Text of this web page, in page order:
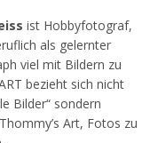
ist Hobbyfotograf,
als gelernter
viel mit Bildern zu
bezieht sich nicht
Bilder“ sondern
Art, Fotos zu